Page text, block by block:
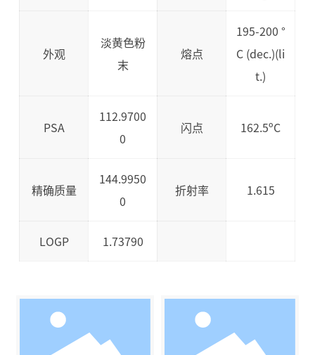
外观
淡黄色粉
末
熔点
195-200 °
C (dec.)(li
t.)
PSA
112.9700
0
闪点 162.5ºC
精确质量
144.9950
0
折射率 1.615
LOGP 1.73790